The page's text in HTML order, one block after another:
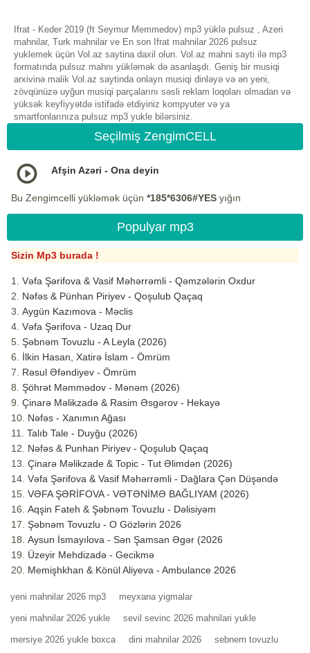
Ifrat - Keder 2019 (ft Seymur Memmedov) mp3 yüklə pulsuz , Azeri
mahnilar, Turk mahnilar ve En son Ifrat mahnilar 2026 pulsuz
yuklemek üçün Vol.az saytina daxil olun. Vol.az mahni sayti ilə mp3
formatında pulsuz mahnı yükləmək də asanlaşdı. Geniş bir musiqi
arxivinə malik Vol.az saytinda onlayn musiqi dinləyə və ən yeni,
zövqünüzə uyğun musiqi parçalarını səsli reklam loqoları olmadan və
yüksək keyfiyyətdə istifadə etdiyiniz kompyuter və ya
smartfonlarınıza pulsuz mp3 yukle bilərsiniz.
Seçilmiş ZengimCELL
Afşin Azəri - Ona deyin
Bu Zengimcelli yükləmək üçün *185*6306#YES yığın
Populyar mp3
Sizin Mp3 burada !
Vəfa Şərifova & Vasif Məhərrəmli - Qəmzələrin Oxdur
Nəfəs & Pünhan Piriyev - Qoşulub Qaçaq
Aygün Kazımova - Məclis
Vəfa Şərifova - Uzaq Dur
Şəbnəm Tovuzlu - A Leyla (2026)
İlkin Hasan, Xatirə İslam - Ömrüm
Rəsul Əfəndiyev - Ömrüm
Şöhrət Məmmədov - Mənəm (2026)
Çinarə Məlikzadə & Rasim Əsgərov - Hekayə
Nəfəs - Xanımın Ağası
Talıb Tale - Duyğu (2026)
Nəfəs & Punhan Piriyev - Qoşulub Qaçaq
Çinarə Məlikzade & Topic - Tut Əlimdən (2026)
Vəfa Şərifova & Vasif Məhərrəmli - Dağlara Çən Düşəndə
VƏFA ŞƏRİFOVA - VƏTƏNİMƏ BAĞLIYAM (2026)
Aqşin Fateh & Şəbnəm Tovuzlu - Dəlisiyəm
Şəbnəm Tovuzlu - O Gözlərin 2026
Aysun İsmayılova - Sən Şamsan Əgər (2026
Üzeyir Mehdizadə - Gecikmə
Memişhkhan & Könül Aliyeva - Ambulance 2026
yeni mahnilar 2026 mp3 meyxana yigmalar
yeni mahnilar 2026 yukle sevil sevinc 2026 mahnilari yukle
mersiye 2026 yukle boxca dini mahnilar 2026 sebnem tovuzlu